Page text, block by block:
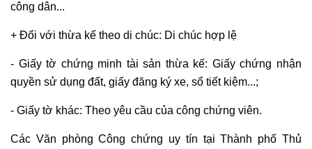
gia
Tư
vấn
đơn
ly
công dân...
+ Đối với thừa kế theo di chúc: Di chúc hợp lệ
- Giấy tờ chứng minh tài sản thừa kế: Giấy chứng nhận
quyền sử dụng đất, giấy đăng ký xe, sổ tiết kiệm...;
- Giấy tờ khác: Theo yêu cầu của công chứng viên.
Các Văn phòng Công chứng uy tín tại Thành phố Thủ